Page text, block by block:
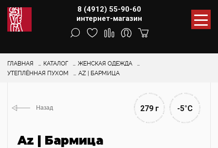
8 (4912) 55-90-60
интернет-магазин
ГЛАВНАЯ КАТАЛОГ
ЖЕНСКАЯ ОДЕЖДА
УТЕПЛЁННАЯ ПУХОМ
AZ | БАРМИЦА
Назад 279 г -5°С
Az | Бармица